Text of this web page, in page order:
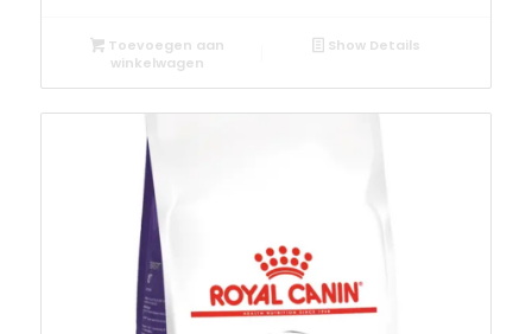
Toevoegen aan
winkelwagen
Show Details